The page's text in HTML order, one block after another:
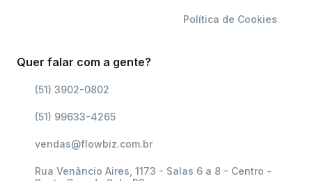
Política de Cookies
Quer falar com a gente?
(51) 3902-0802
(51) 99633-4265
vendas@flowbiz.com.br
Rua Venâncio Aires, 1173 - Salas 6 a 8 - Centro -